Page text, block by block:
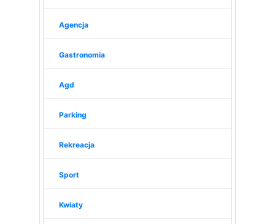
Agencja
Gastronomia
Agd
Parking
Rekreacja
Sport
Kwiaty